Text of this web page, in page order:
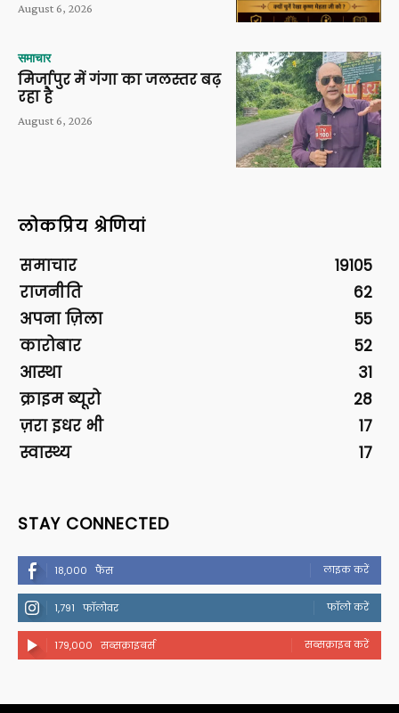
August 6, 2026
समाचार
मिर्जापुर में गंगा का जलस्तर बढ़
रहा है
August 6, 2026
लोकप्रिय श्रेणियां
समाचार
19105
राजनीति
62
अपना ज़िला
55
कारोबार
52
आस्था
31
क्राइम ब्यूरो
28
ज़रा इधर भी
17
स्वास्थ्य
17
STAY CONNECTED
18,000 फैंस लाइक करें
1,791 फॉलोवर फॉलो करें
179,000 सब्सक्राइबर्स सब्सक्राइब करें